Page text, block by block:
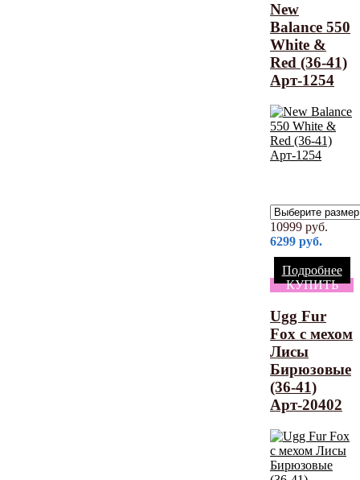
New
Balance 550
White &
Red (36-41)
Арт-1254
10999 руб.
6299 руб.
Подробнее
КУПИТЬ
Ugg Fur
Fox с мехом
Лисы
Бирюзовые
(36-41)
Арт-20402